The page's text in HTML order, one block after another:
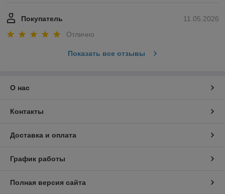
11.05.2026
Покупатель
Отлично
Показать все отзывы
О нас
Контакты
Доставка и оплата
График работы
Полная версия сайта